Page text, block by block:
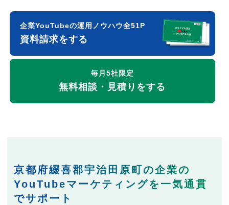
企業YouTubeの運用ノウハウ全51P
資料請求をする
毎月5社限定
無料相談・見積りをする
京都府綴喜郡宇治田原町の企業の
YouTubeマーケティングを一気通貫
でサポート